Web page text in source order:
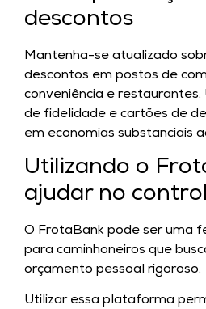
descontos
Mantenha-se atualizado
descontos em postos de
conveniência e
de fidelidade e cartões de
em economias substanciais
Utilizando o
ajudar no
O FrotaBank pode ser uma
para caminhoneiros que
orçamento pessoal rigoroso.
Utilizar essa plataforma